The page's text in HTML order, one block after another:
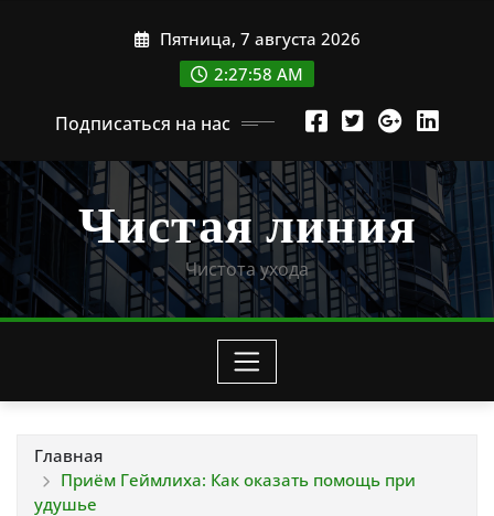
Пятница, 7 августа 2026
2:27:59 AM
Подписаться на нас
Чистая линия
Чистота ухода
Главная
Приём Геймлиха: Как оказать помощь при
удушье